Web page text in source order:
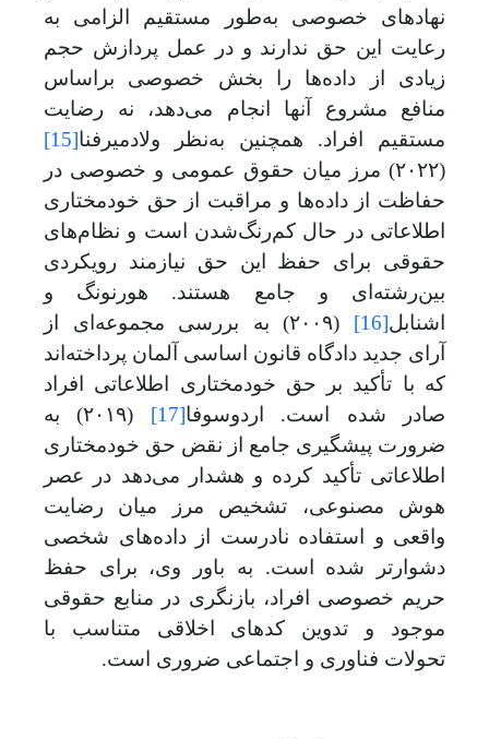
نهادهای خصوصی به‌طور مستقیم الزامی به
رعایت این حق ندارند و در عمل پردازش حجم
زیادی از دادهها را بخش خصوصی براساس
منافع مشروع آنها انجام می‌‌دهد، نه رضایت
مستقیم افراد. همچنین به‌نظر ولادمیرفنا[15]
(۲۰۲۲)
مرز میان حقوق عمومی و خصوصی در
حفاظت از داده‌ها و مراقبت از حق خودمختاری
اطلاعاتیدر حال کمرنگ‌شدن است و نظام‌های
حقوقی برای حفظ این حق نیازمند رویکردی
بین‌رشته‌ای و جامع هستند.
هورنونگ و
اشنابل[16]
(۲۰۰۹) به بررسی مجموعه‌ای از
آرای جدید دادگاه قانون اساسی آلمان پرداخته اند
که با تأکید بر حق خودمختاری اطلاعاتی افراد
صادر شده است. اردوسوفا[17]
(۲۰۱۹)
به
ضرورت پیشگیری جامع از نقض حق خودمختاری
اطلاعاتی تأکید کرده و هشدار می‌دهد در عصر
هوش مصنوعی، تشخیص مرز میان رضایت
واقعی و استفاده نادرست از داده‌های شخصی
دشوارتر شده است. به باور وی، برای حفظ
حریم خصوصی افراد، بازنگری در منابع حقوقی
موجود و تدوین کدهای اخلاقی متناسب با
تحولات فناوری و اجتماعی ضروری است.